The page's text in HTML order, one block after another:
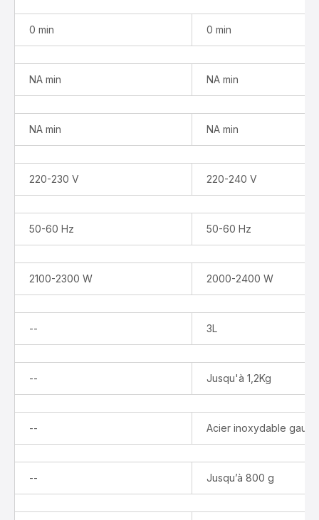
0 min 0 min
NA min NA min
NA min NA min
220-230 V 220-240 V
50-60 Hz 50-60 Hz
2100-2300 W 2000-2400 W
-- 3L
-- Jusqu'à 1,2Kg
-- Acier inoxydable
-- Jusqu’à 800 g